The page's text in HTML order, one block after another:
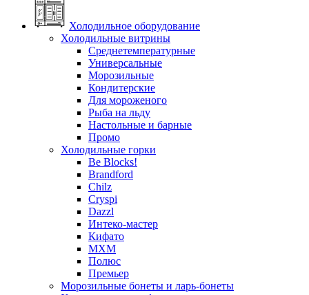
Холодильное оборудование
Холодильные витрины
Среднетемпературные
Универсальные
Морозильные
Кондитерские
Для мороженого
Рыба на льду
Настольные и барные
Промо
Холодильные горки
Be Blocks!
Brandford
Chilz
Cryspi
Dazzl
Интеко-мастер
Кифато
МХМ
Полюс
Премьер
Морозильные бонеты и ларь-бонеты